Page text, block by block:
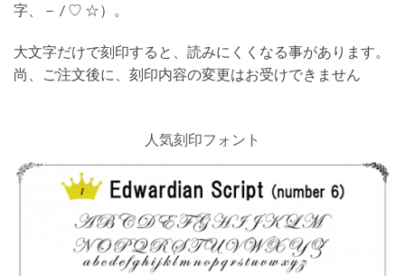
字、－ / ♡ ☆）。
大文字だけで刻印すると、読みにくくなる事があります。
尚、ご注文後に、刻印内容の変更はお受けできません
人気刻印フォント